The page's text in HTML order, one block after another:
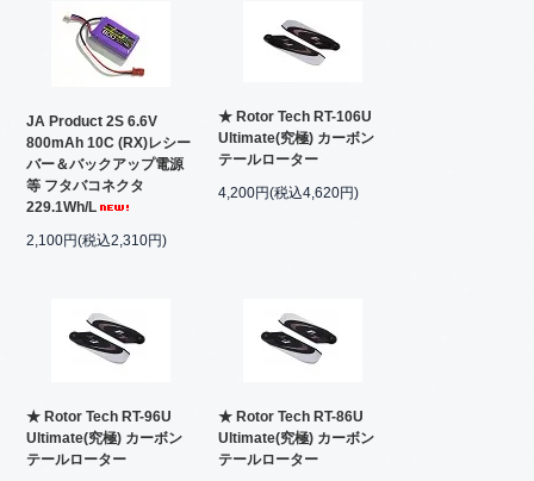
JA Product 2S 6.6V
800mAh 10C (RX)レシー
バー＆バックアップ電源
等 フタバコネクタ
229.1Wh/L
2,100円(税込2,310円)
★ Rotor Tech RT-106U
Ultimate(究極) カーボン
テールローター
4,200円(税込4,620円)
★ Rotor Tech RT-96U
Ultimate(究極) カーボン
テールローター
★ Rotor Tech RT-86U
Ultimate(究極) カーボン
テールローター